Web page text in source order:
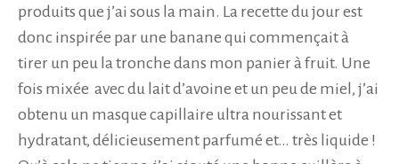
produits que j’ai sous la main. La recette du jour est
donc inspirée par une banane qui commençait à
tirer un peu la tronche dans mon panier à fruit. Une
fois mixée avec du lait d’avoine et un peu de miel, j’ai
obtenu un masque capillaire ultra nourissant et
hydratant, délicieusement parfumé et… très liquide !